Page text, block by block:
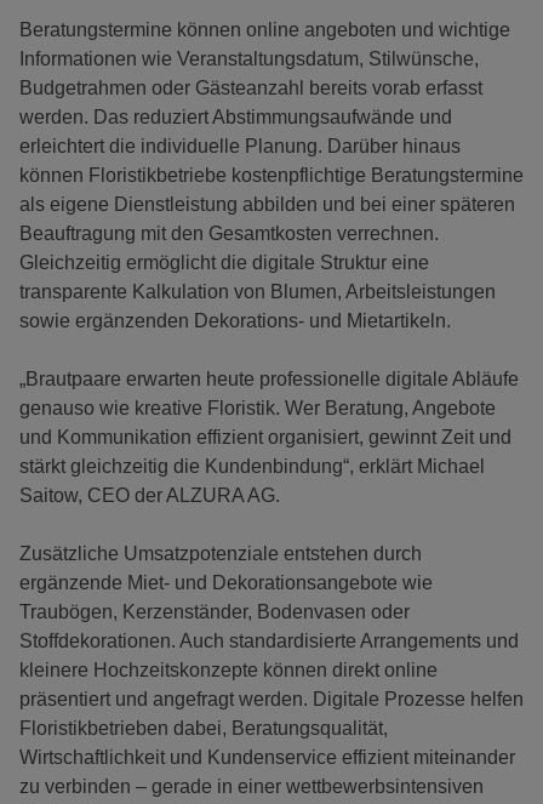
Beratungstermine können online angeboten und wichtige
Informationen wie Veranstaltungsdatum, Stilwünsche,
Budgetrahmen oder Gästeanzahl bereits vorab erfasst
werden. Das reduziert Abstimmungsaufwände und
erleichtert die individuelle Planung. Darüber hinaus
können Floristikbetriebe kostenpflichtige Beratungstermine
als eigene Dienstleistung abbilden und bei einer späteren
Beauftragung mit den Gesamtkosten verrechnen.
Gleichzeitig ermöglicht die digitale Struktur eine
transparente Kalkulation von Blumen, Arbeitsleistungen
sowie ergänzenden Dekorations- und Mietartikeln.
„Brautpaare erwarten heute professionelle digitale Abläufe
genauso wie kreative Floristik. Wer Beratung, Angebote
und Kommunikation effizient organisiert, gewinnt Zeit und
stärkt gleichzeitig die Kundenbindung“, erklärt Michael
Saitow, CEO der ALZURA AG.
Zusätzliche Umsatzpotenziale entstehen durch
ergänzende Miet- und Dekorationsangebote wie
Traubögen, Kerzenständer, Bodenvasen oder
Stoffdekorationen. Auch standardisierte Arrangements und
kleinere Hochzeitskonzepte können direkt online
präsentiert und angefragt werden. Digitale Prozesse helfen
Floristikbetrieben dabei, Beratungsqualität,
Wirtschaftlichkeit und Kundenservice effizient miteinander
zu verbinden – gerade in einer wettbewerbsintensiven